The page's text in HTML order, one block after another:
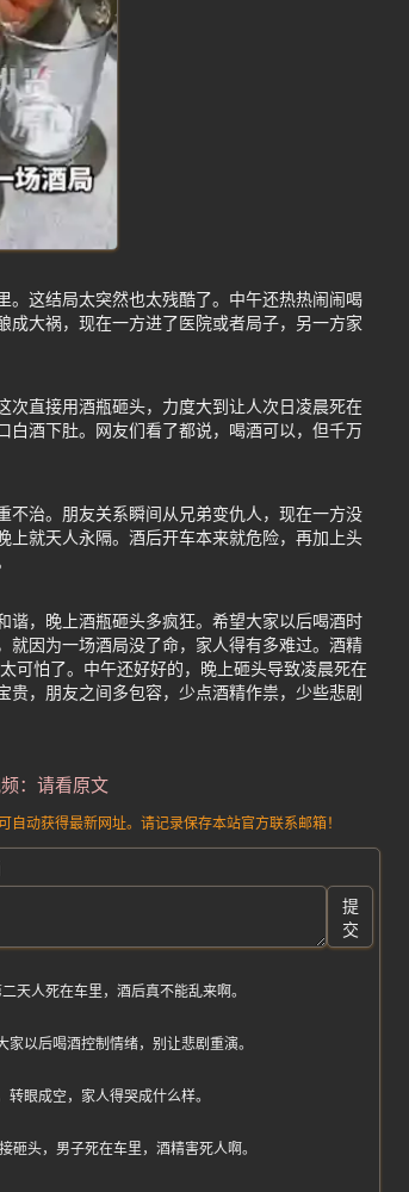
。这结局太突然也太残酷了。中午还热热闹闹喝
大祸，现在一方进了医院或者局子，另一方家
次直接用酒瓶砸头，力度大到让人次日凌晨死在
白酒下肚。网友们看了都说，喝酒可以，但千万
不治。朋友关系瞬间从兄弟变仇人，现在一方没
上就天人永隔。酒后开车本来就危险，再加上头
谐，晚上酒瓶砸头多疯狂。希望大家以后喝酒时
就因为一场酒局没了命，家人得有多难过。酒精
可怕了。中午还好好的，晚上砸头导致凌晨死在
，朋友之间多包容，少点酒精作祟，少些悲剧
：请看原文
动获得最新网址。请记录保存本站官方联系邮箱！
提
交
天人死在车里，酒后真不能乱来啊。
以后喝酒控制情绪，别让悲剧重演。
眼成空，家人得哭成什么样。
头，男子死在车里，酒精害死人啊。